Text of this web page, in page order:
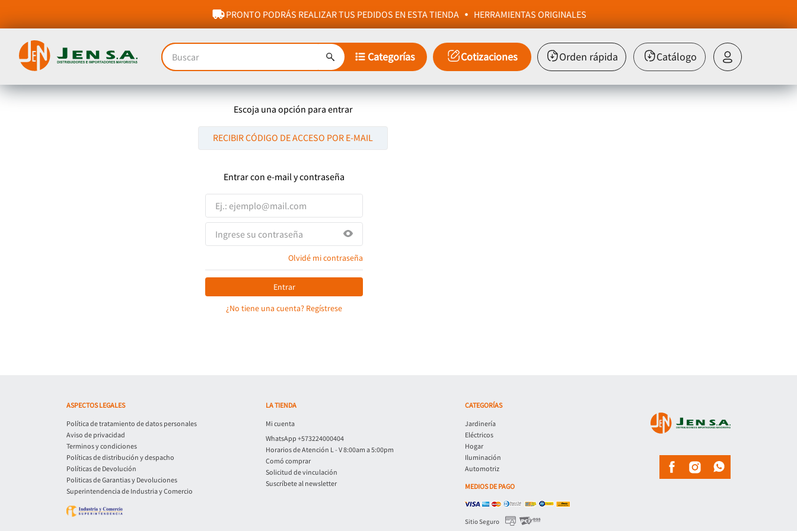
PRONTO PODRÁS REALIZAR TUS PEDIDOS EN ESTA TIENDA HERRAMIENTAS ORIGINALES
Buscar
Categorías Cotizaciones Orden rápida Catálogo
Escoja una opción para entrar
RECIBIR CÓDIGO DE ACCESO POR E-MAIL
Entrar con e-mail y contraseña
Olvidé mi contraseña
Entrar
¿No tiene una cuenta? Regístrese
ASPECTOS LEGALES
Política de tratamiento de datos personales
Aviso de privacidad
Terminos y condiciones
Políticas de distribución y despacho
Políticas de Devolución
Politicas de Garantias y Devoluciones
Superintendencia de Industria y Comercio
LA TIENDA
Mi cuenta
WhatsApp +573224000404
Horarios de Atención L - V 8:00am a 5:00pm
Comó comprar
Solicitud de vinculación
Suscríbete al newsletter
CATEGORÍAS
Jardinería
Eléctricos
Hogar
Iluminación
Automotriz
MEDIOS DE PAGO
Sitio Seguro